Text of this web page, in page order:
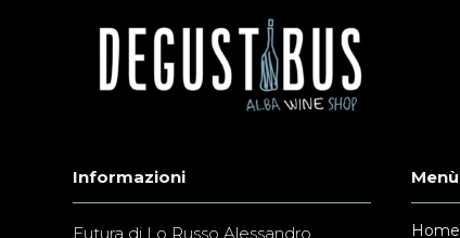
Informazioni
Futura di Lo Russo Alessandro
Menù
Home